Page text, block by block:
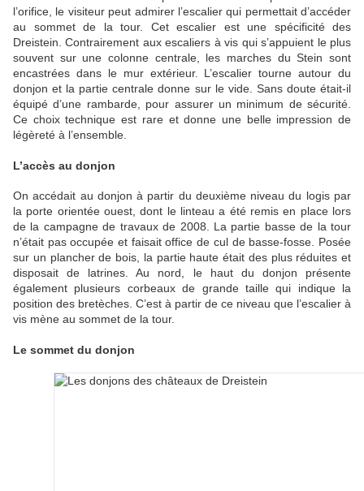
l’orifice, le visiteur peut admirer l’escalier qui permettait d’accéder
au sommet de la tour. Cet escalier est une spécificité des
Dreistein. Contrairement aux escaliers à vis qui s’appuient le plus
souvent sur une colonne centrale, les marches du Stein sont
encastrées dans le mur extérieur. L’escalier tourne autour du
donjon et la partie centrale donne sur le vide. Sans doute était-il
équipé d’une rambarde, pour assurer un minimum de sécurité.
Ce choix technique est rare et donne une belle impression de
légèreté à l’ensemble.
L’accès au donjon
On accédait au donjon à partir du deuxième niveau du logis par
la porte orientée ouest, dont le linteau a été remis en place lors
de la campagne de travaux de 2008. La partie basse de la tour
n’était pas occupée et faisait office de cul de basse-fosse. Posée
sur un plancher de bois, la partie haute était des plus réduites et
disposait de latrines. Au nord, le haut du donjon présente
également plusieurs corbeaux de grande taille qui indique la
position des bretèches. C’est à partir de ce niveau que l’escalier à
vis mène au sommet de la tour.
Le sommet du donjon